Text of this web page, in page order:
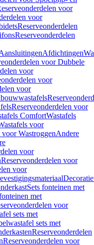
voor
voor
Reserveonderdelen
Reserveonderdelen
Afdichtingen
voor Dubbele
voor
voor
voor
Reserveonderdelen voor
ComfortWastafels
voor
WastroggenAndere
voor
Reserveonderdelen voor
voor
Sets fonteinen met
met
voor
sets met
sets met
Reserveonderdelen
Reserveonderdelen voor